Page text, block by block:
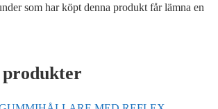
som har köpt denna produkt får lämna en
produkter